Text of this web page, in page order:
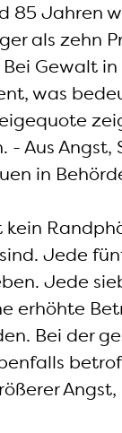
85 Jahren
als zehn
Gewalt
was
- Aus
in
Jede
Jede
erhöhte
Bei der